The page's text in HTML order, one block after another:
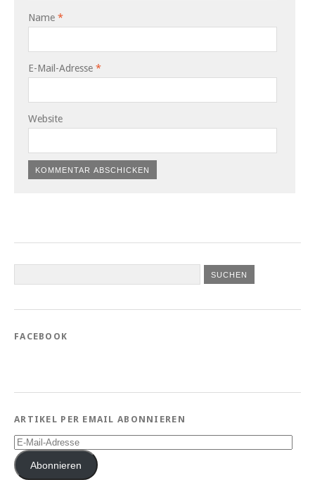
Name *
E-Mail-Adresse *
Website
FACEBOOK
ARTIKEL PER EMAIL ABONNIEREN
E-
Mail-
AdresseAbonnieren